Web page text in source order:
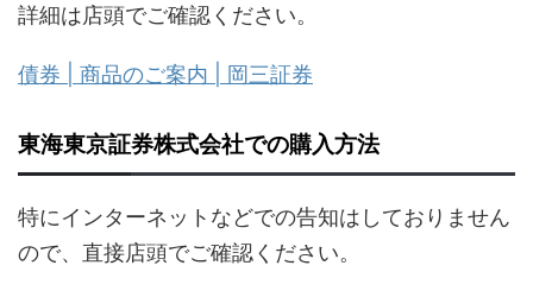
詳細は店頭でご確認ください。
債券 | 商品のご案内 | 岡三証券
東海東京証券株式会社での購入方法
特にインターネットなどでの告知はしておりません
ので、直接店頭でご確認ください。